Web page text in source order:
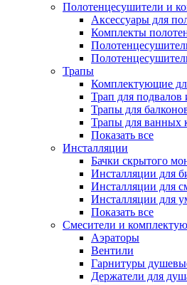
Полотенцесушители и
Аксессуары для
Комплекты
Трапы
Комплектующие
Трап для
Трапы для
Трапы для ванных
Показать все
Инсталляции
Бачки скрытого
Инсталляции для
Инсталляции для
Инсталляции для
Показать все
Смесители и
Аэраторы
Вентили
Гарнитуры
Держатели для